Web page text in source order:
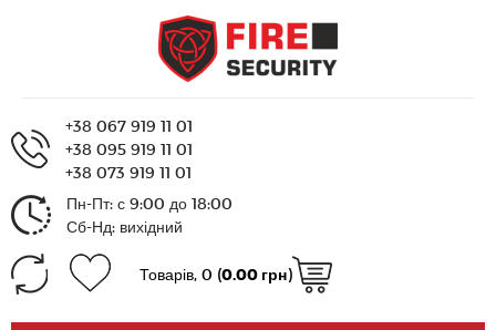
+38 067 919 11 01
+38 095 919 11 01
+38 073 919 11 01
Пн-Пт: с 9:00 до 18:00
Сб-Нд: вихідний
Товарів, 0 (0.00 грн)